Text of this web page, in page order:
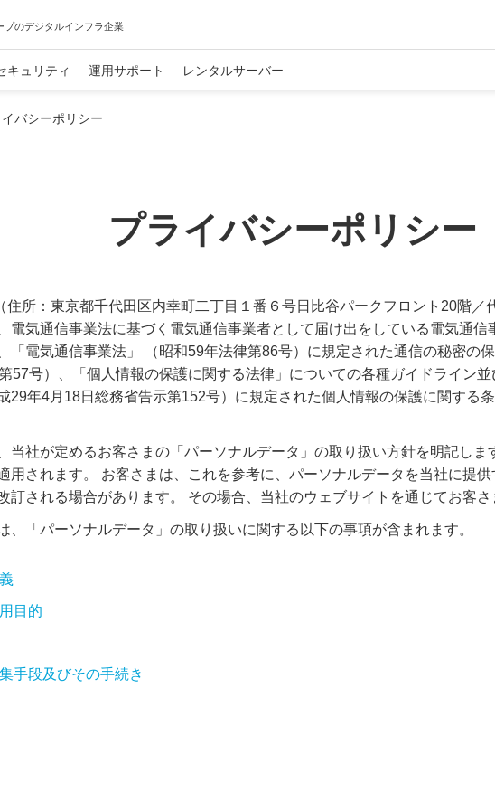
プのデジタルインフラ企業
キュリティ 運用サポート レンタルサーバー
バシーポリシー
プライバシーポリシー
住所：東京都千代田区内幸町二丁目１番６号日比谷パークフロント20
電気通信事業法に基づく電気通信事業者として届け出をしている電気通
「電気通信事業法」 （昭和59年法律第86号）に規定された通信の秘密の
57号）、「個人情報の保護に関する法律」についての各種ガイドライン
29年4月18日総務省告示第152号）に規定された個人情報の保護に関する
当社が定めるお客さまの「パーソナルデータ」の取り扱い方針を明記し
用されます。 お客さまは、これを参考に、パーソナルデータを当社に提
訂される場合があります。 その場合、当社のウェブサイトを通じてお客
、「パーソナルデータ」の取り扱いに関する以下の事項が含まれます。
目的
手段及びその手続き